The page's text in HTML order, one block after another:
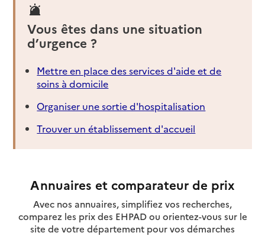
Vous êtes dans une situation
d’urgence ?
Mettre en place des services d'aide et de
soins à domicile
Organiser une sortie d'hospitalisation
Trouver un établissement d'accueil
Annuaires et comparateur de prix
Avec nos annuaires, simplifiez vos recherches,
comparez les prix des EHPAD ou orientez-vous sur le
site de votre département pour vos démarches